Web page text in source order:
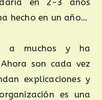
hecho en un año…
a muchos y ha
son cada vez
explicaciones y
es una